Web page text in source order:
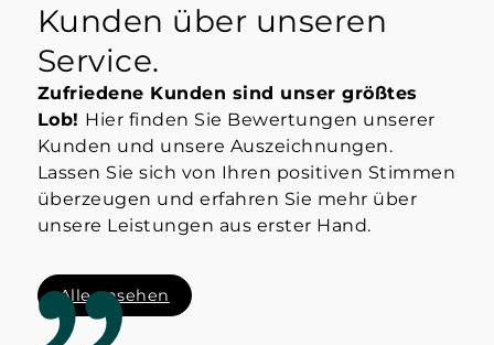
Kunden über unseren
Service.
Zufriedene Kunden sind unser größtes
Lob! Hier finden Sie Bewertungen unserer
Kunden und unsere Auszeichnungen.
Lassen Sie sich von Ihren positiven Stimmen
überzeugen und erfahren Sie mehr über
unsere Leistungen aus erster Hand.
Alle ansehen